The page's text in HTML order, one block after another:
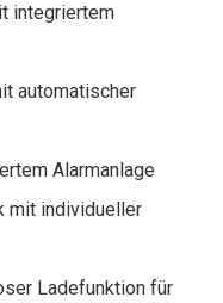
integriertem
automatischer
Alarmanlage
mit individueller
Ladefunktion für